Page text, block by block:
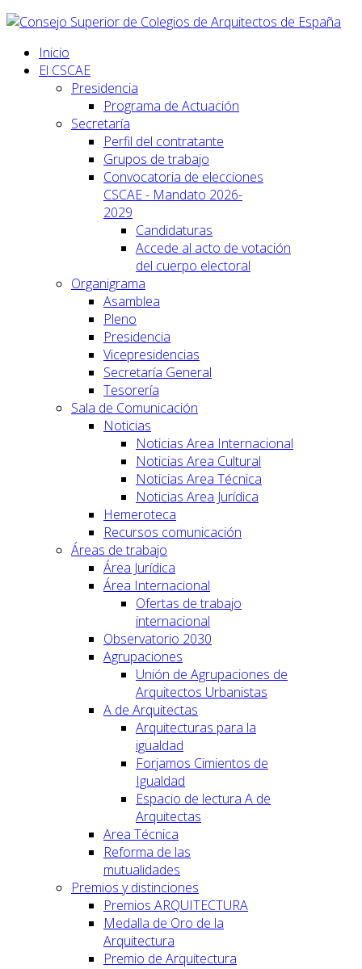
Inicio
El CSCAE
Presidencia
Programa de Actuación
Secretaría
Perfil del contratante
Grupos de trabajo
Convocatoria de elecciones
CSCAE - Mandato 2026-
2029
Candidaturas
Accede al acto de votación
del cuerpo electoral
Organigrama
Asamblea
Pleno
Presidencia
Vicepresidencias
Secretaría General
Tesorería
Sala de Comunicación
Noticias
Noticias Area Internacional
Noticias Area Cultural
Noticias Area Técnica
Noticias Area Jurídica
Hemeroteca
Recursos comunicación
Áreas de trabajo
Área Jurídica
Área Internacional
Ofertas de trabajo
internacional
Observatorio 2030
Agrupaciones
Unión de Agrupaciones de
Arquitectos Urbanistas
A de Arquitectas
Arquitecturas para la
igualdad
Forjamos Cimientos de
Igualdad
Espacio de lectura A de
Arquitectas
Area Técnica
Reforma de las
mutualidades
Premios y distinciones
Premios ARQUITECTURA
Medalla de Oro de la
Arquitectura
Premio de Arquitectura